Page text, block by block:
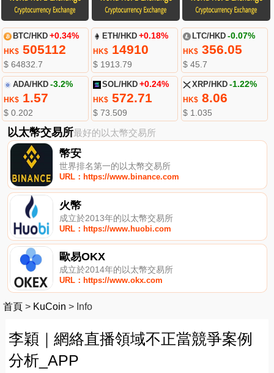
BTC/HKD +0.34%
HK$505112
$ 64832.7
ETH/HKD +0.18%
HK$ 14910
$ 1913.79
LTC/HKD -0.07%
HK$356.05
$ 45.7
ADA/HKD -3.2%
HK$1.57
$ 0.202
SOL/HKD +0.24%
HK$ 572.71
$ 73.509
XRP/HKD -1.22%
HK$8.06
$ 1.035
以太幣交易所最好的以太幣交易所
幣安
世界排名第一的以太幣交易所
URL：https://www.binance.com
火幣
成立於2013年的以太幣交易所
URL：https://www.huobi.com
歐易OKX
成立於2014年的以太幣交易所
URL：https://www.okx.com
首頁 > KuCoin > Info
李穎｜網絡直播領域不正當競爭案例
分析_APP